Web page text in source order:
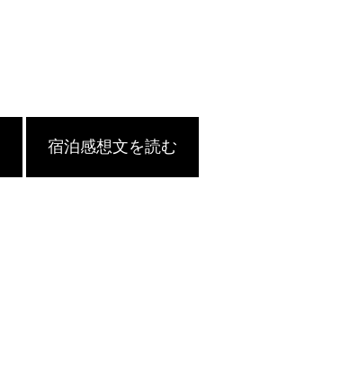
宿泊感想文を読む